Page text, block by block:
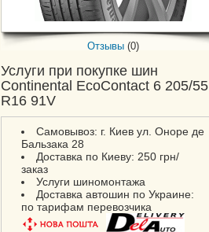
Отзывы (0)
Услуги при покупке шин
Continental EcoContact 6 205/55
R16 91V
Самовывоз: г. Киев ул. Оноре де
Бальзака 28
Доставка по Киеву: 250 грн/
заказ
Услуги шиномонтажа
Доставка автошин по Украине:
по тарифам перевозчика